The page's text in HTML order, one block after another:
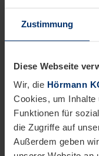
Zustimmung
Diese Webseite
Wir, die Hörmann
Cookies, um Inhalte
Funktionen für
die Zugriffe auf
Außerdem geben
breiteren